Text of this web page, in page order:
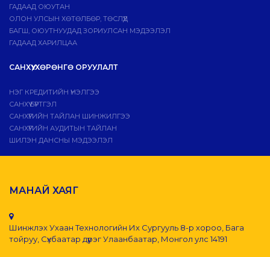
ГАДААД ОЮУТАН
ОЛОН УЛСЫН ХӨТӨЛБӨР, ТӨСЛҮҮД
БАГШ, ОЮУТНУУДАД ЗОРИУЛСАН МЭДЭЭЛЭЛ
ГАДААД ХАРИЛЦАА
САНХҮҮ, ХӨРӨНГӨ ОРУУЛАЛТ
НЭГ КРЕДИТИЙН ҮНЭЛГЭЭ
САНХҮҮ БҮРТГЭЛ
САНХҮҮГИЙН ТАЙЛАН ШИНЖИЛГЭЭ
САНХҮҮГИЙН АУДИТЫН ТАЙЛАН
ШИЛЭН ДАНСНЫ МЭДЭЭЛЭЛ
МАНАЙ ХАЯГ
Шинжлэх Ухаан Технологийн Их Сургууль 8-р хороо, Бага
тойруу, Сүхбаатар дүүрэг Улаанбаатар, Монгол улс 14191